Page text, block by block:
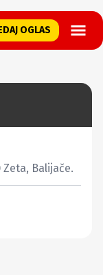
OGLAS
Zeta, Balijače.